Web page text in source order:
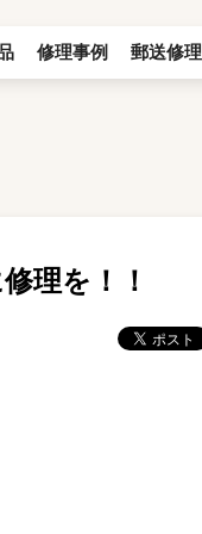
修理事例 郵送修理
理を！！